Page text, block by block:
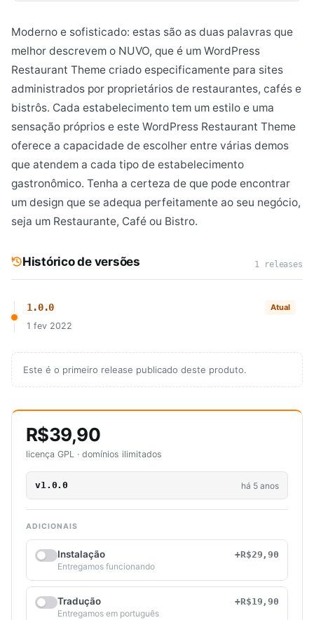
Moderno e sofisticado: estas são as duas palavras que
melhor descrevem o NUVO, que é um WordPress
Restaurant Theme criado especificamente para sites
administrados por proprietários de restaurantes, cafés e
bistrôs. Cada estabelecimento tem um estilo e uma
sensação próprios e este WordPress Restaurant Theme
oferece a capacidade de escolher entre várias demos
que atendem a cada tipo de estabelecimento
gastronômico. Tenha a certeza de que pode encontrar
um design que se adequa perfeitamente ao seu negócio,
seja um Restaurante, Café ou Bistro.
Histórico de versões 1 releases
1.0.0 Atual
1 fev 2022
Este é o primeiro release publicado deste produto.
R$39,90
licença GPL · domínios ilimitados
v1.0.0 há 5 anos
ADICIONAIS
Instalação
+R$29,90
Entregamos funcionando
Tradução
+R$19,90
Entregamos em português